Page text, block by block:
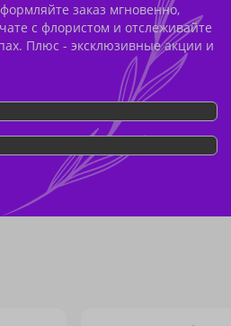
заказ мгновенно,
с флористом и отслеживайте
Плюс - эксклюзивные акции и